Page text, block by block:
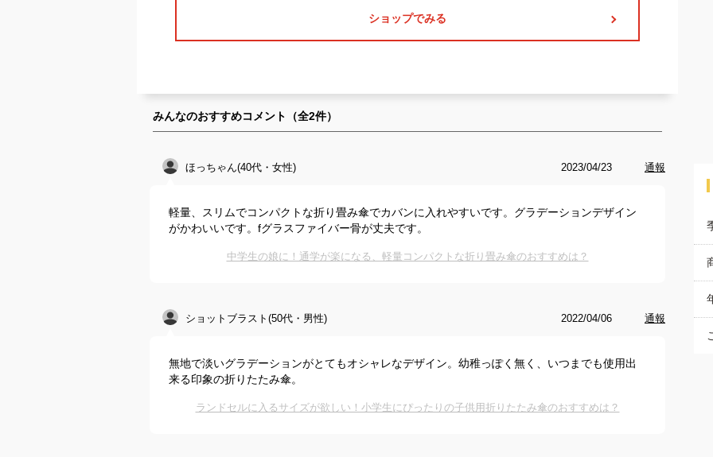
ショップでみる
みんなのおすすめコメント（全2件）
ほっちゃん(40代・女性) 2023/04/23 通報
軽量、スリムでコンパクトな折り畳み傘でカバンに入れやすいです。グラデーションデザイン
がかわいいです。fグラスファイバー骨が丈夫です。
中学生の娘に！通学が楽になる、軽量コンパクトな折り畳み傘のおすすめは？
ショットブラスト(50代・男性) 2022/04/06 通報
無地で淡いグラデーションがとてもオシャレなデザイン。幼稚っぽく無く、いつまでも使用出
来る印象の折りたたみ傘。
ランドセルに入るサイズが欲しい！小学生にぴったりの子供用折りたたみ傘のおすすめは？